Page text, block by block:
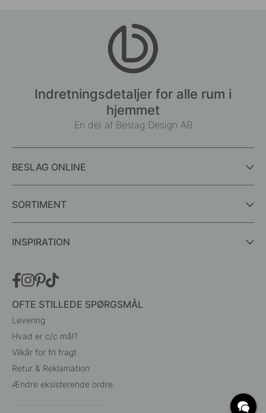
Indretningsdetaljer for alle rum i
hjemmet
En del af Beslag Design AB
BESLAG ONLINE
SORTIMENT
INSPIRATION
OFTE STILLEDE SPØRGSMÅL
Levering
Hvad er c/c mål?
Vilkår for fri fragt
Retur & Reklamation
Ændre eksisterende ordre